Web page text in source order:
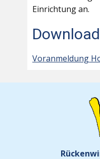
Einrichtung an.
Voranmeldung